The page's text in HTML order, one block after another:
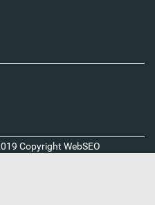
Copyright WebSEO